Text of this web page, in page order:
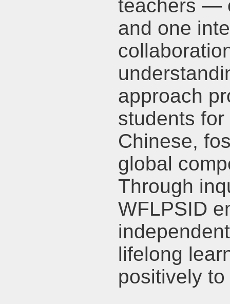
teachers —
and one
approach
students
Chinese,
global
Through
WFLPSID
lifelong
positively